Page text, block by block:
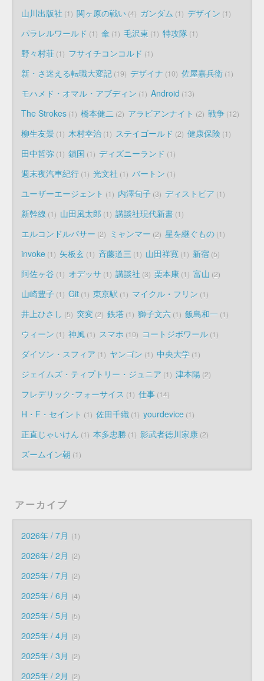
山川出版社 1 関ヶ原の戦い 4 ガンダム 1 デザイン 1
パラレルワールド 1 傘 1 毛沢東 1 特攻隊 1
野々村荘 1 フサイチコンコルド 1
新・さ迷える転職大変記 19 デザイナ 10 佐屋嘉兵衛 1
モハメド・オマル・アブディン 1 Android 13
The Strokes 1 橋本健二 2 アラビアンナイト 2 戦争 12
柳生友景 1 木村幸治 1 ステイゴールド 2 健康保険 1
田中哲弥 1 鎖国 1 ディズニーランド 1
週末夜汽車紀行 1 光文社 1 バートン 1
ユーザーエージェント 1 内澤旬子 3 ディストピア 1
新幹線 1 山田風太郎 1 講談社現代新書 1
エルコンドルパサー 2 ミャンマー 2 星を継ぐもの 1
invoke 1 矢板玄 1 斉藤道三 1 山田祥寛 1 新宿 5
阿佐ヶ谷 1 オデッサ 1 講談社 3 栗本康 1 富山 2
山崎豊子 1 Git 1 東京駅 1 マイクル・フリン 1
井上ひさし 5 突変 2 鉄塔 1 獅子文六 1 飯島和一 1
ウィーン 1 神風 1 スマホ 10 コートジボワール 1
ダイソン・スフィア 1 ヤンゴン 1 中央大学 1
ジェイムズ・ティプトリー・ジュニア 1 津本陽 2
フレデリック･フォーサイス 1 仕事 14
H・F・セイント 1 佐田千織 1 yourdevice 1
正直じゃいけん 1 本多忠勝 1 影武者徳川家康 2
ズームイン朝 1
アーカイブ
2026年 / 7月 1
2026年 / 2月 2
2025年 / 7月 2
2025年 / 6月 4
2025年 / 5月 5
2025年 / 4月 3
2025年 / 3月 2
2025年 / 2月 2